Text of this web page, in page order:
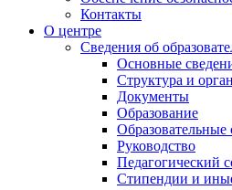
Контакты
О центре
Сведения об
Основные
Структура и
Документы
Образование
Образовательные
Руководство
Педагогический
Стипендии и